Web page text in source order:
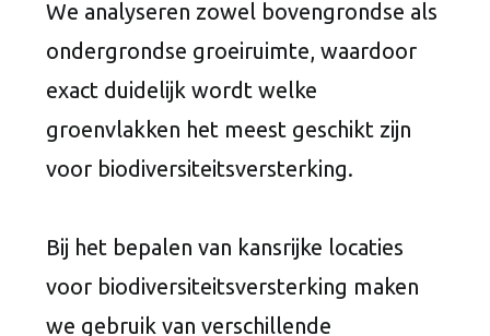
We analyseren zowel bovengrondse als
ondergrondse groeiruimte, waardoor
exact duidelijk wordt welke
groenvlakken het meest geschikt zijn
voor biodiversiteitsversterking.
Bij het bepalen van kansrijke locaties
voor biodiversiteitsversterking maken
we gebruik van verschillende